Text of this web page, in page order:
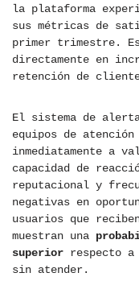
la plataforma
sus métricas de
primer trimestre.
directamente en
retención de
El sistema de
equipos de
inmediatamente a
capacidad de
reputacional y
negativas en
usuarios que
muestran una
superior respecto a
sin atender.